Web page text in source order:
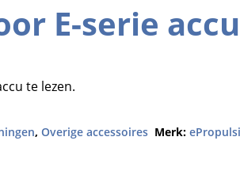
E-serie accu
te lezen.
, Overige accessoires Merk: